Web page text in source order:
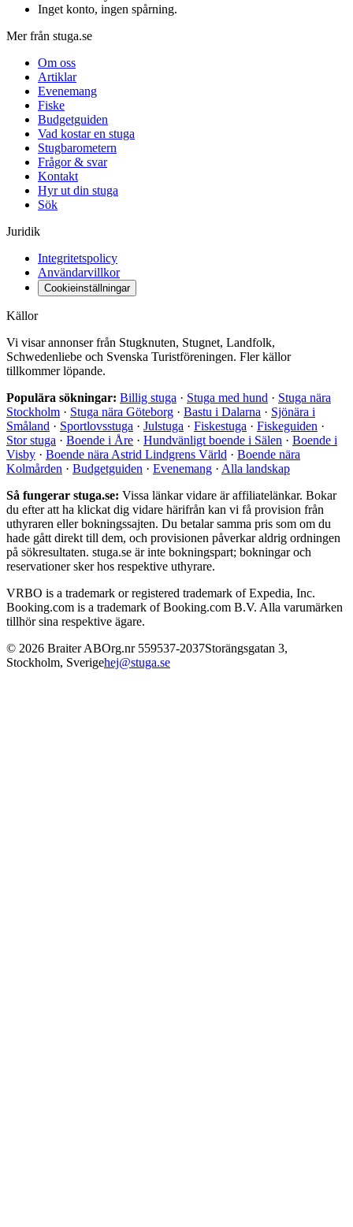
Inget konto, ingen spårning.
Mer från stuga.se
Om oss
Artiklar
Evenemang
Fiske
Budgetguiden
Vad kostar en stuga
Stugbarometern
Frågor & svar
Kontakt
Hyr ut din stuga
Sök
Juridik
Integritetspolicy
Användarvillkor
Cookieinställningar
Källor
Vi visar annonser från Stugknuten, Stugnet, Landfolk,
Schwedenliebe och Svenska Turistföreningen. Fler källor
tillkommer löpande.
Populära sökningar: Billig stuga · Stuga med hund · Stuga nära
Stockholm · Stuga nära Göteborg · Bastu i Dalarna · Sjönära i
Småland · Sportlovsstuga · Julstuga · Fiskestuga · Fiskeguiden ·
Stor stuga · Boende i Åre · Hundvänligt boende i Sälen · Boende i
Visby · Boende nära Astrid Lindgrens Värld · Boende nära
Kolmården · Budgetguiden · Evenemang · Alla landskap
Så fungerar stuga.se: Vissa länkar vidare är affiliatelänkar. Bokar
du efter att ha klickat dig vidare härifrån kan vi få provision från
uthyraren eller bokningssajten. Du betalar samma pris som om du
hade gått direkt till dem, och provisionen påverkar aldrig ordningen
på sökresultaten. stuga.se är inte bokningspart; bokningar och
reservationer sker hos respektive uthyrare.
VRBO is a trademark or registered trademark of Expedia, Inc.
Booking.com is a trademark of Booking.com B.V. Alla varumärken
tillhör sina respektive ägare.
© 2026 Braiter ABOrg.nr 559537-2037Storängsgatan 3,
Stockholm, Sverigehej@stuga.se